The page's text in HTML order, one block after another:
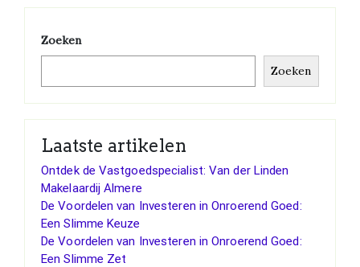
Zoeken
Zoeken
Laatste artikelen
Ontdek de Vastgoedspecialist: Van der Linden
Makelaardij Almere
De Voordelen van Investeren in Onroerend Goed:
Een Slimme Keuze
De Voordelen van Investeren in Onroerend Goed:
Een Slimme Zet